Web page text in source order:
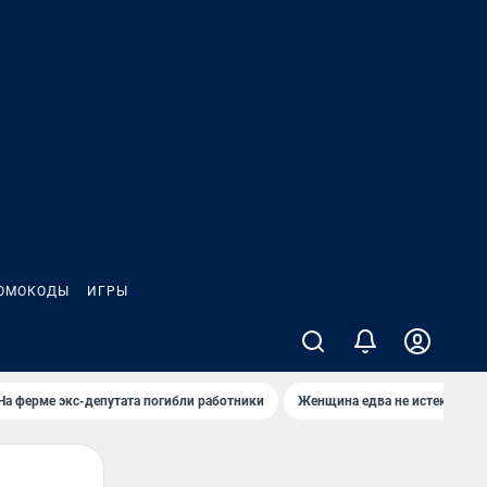
ИГРЫ
ферме экс-депутата погибли работники Женщина едва не истекла